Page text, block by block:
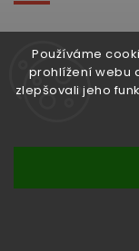
Používáme
prohlížení webu
zlepšovali jeho